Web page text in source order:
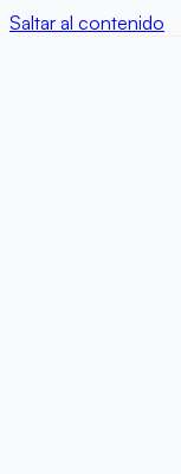
Saltar al contenido